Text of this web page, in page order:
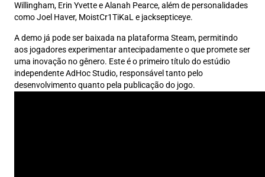
Willingham, Erin Yvette e Alanah Pearce, além de personalidades
como Joel Haver, MoistCr1TiKaL e jacksepticeye.
A demo já pode ser baixada na plataforma Steam, permitindo
aos jogadores experimentar antecipadamente o que promete ser
uma inovação no gênero. Este é o primeiro título do estúdio
independente AdHoc Studio, responsável tanto pelo
desenvolvimento quanto pela publicação do jogo.